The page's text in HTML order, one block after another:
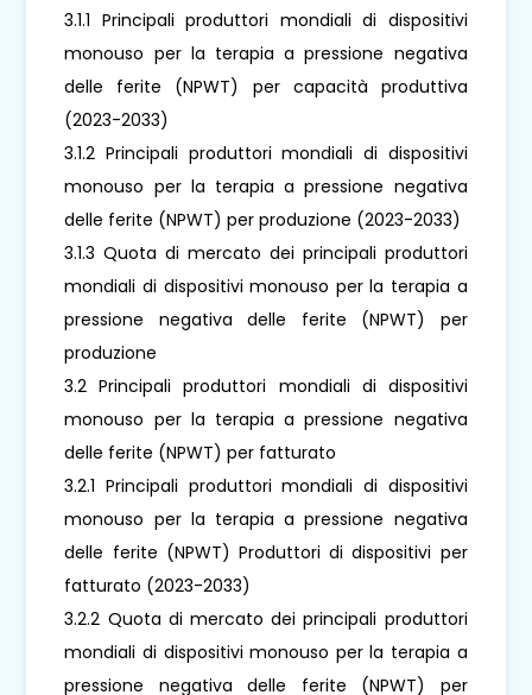
3.1.1 Principali produttori mondiali di dispositivi
monouso per la terapia a pressione negativa
delle ferite (NPWT) per capacità produttiva
(2023-2033)
3.1.2 Principali produttori mondiali di dispositivi
monouso per la terapia a pressione negativa
delle ferite (NPWT) per produzione (2023-2033)
3.1.3 Quota di mercato dei principali produttori
mondiali di dispositivi monouso per la terapia a
pressione negativa delle ferite (NPWT) per
produzione
3.2 Principali produttori mondiali di dispositivi
monouso per la terapia a pressione negativa
delle ferite (NPWT) per fatturato
3.2.1 Principali produttori mondiali di dispositivi
monouso per la terapia a pressione negativa
delle ferite (NPWT) Produttori di dispositivi per
fatturato (2023-2033)
3.2.2 Quota di mercato dei principali produttori
mondiali di dispositivi monouso per la terapia a
pressione negativa delle ferite (NPWT) per